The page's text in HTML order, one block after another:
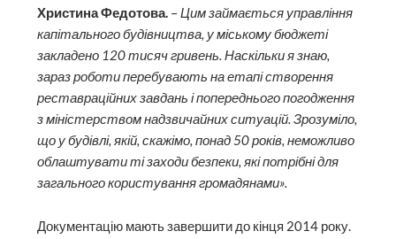
Христина Федотова. –Цим займається управління
капітального будівництва, у міському бюджеті
закладено 120 тисяч гривень. Наскільки я знаю,
зараз роботи перебувають на етапі створення
реставраційних завдань і попереднього погодження
з міністерством надзвичайних ситуацій. Зрозуміло,
що у будівлі, якій, скажімо, понад 50 років, неможливо
облаш­тувати ті заходи безпеки, які потрібні для
загального користування громадянами».
Документацію мають завершити до кінця 2014 року.